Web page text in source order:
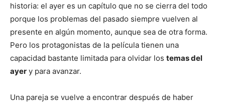
historia: el ayer es un capítulo que no se cierra del todo
porque los problemas del pasado siempre vuelven al
presente en algún momento, aunque sea de otra forma.
Pero los protagonistas de la película tienen una
capacidad bastante limitada para olvidar los temas del
ayer y para avanzar.
Una pareja se vuelve a encontrar después de haber